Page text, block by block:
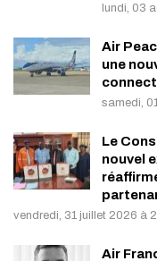
lundi, 03
Air
une
samedi,
Le
nouvel
vendredi, 31 juillet 2026 à
Air